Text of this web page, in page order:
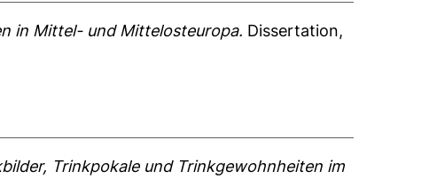
in Mittel- und Mittelosteuropa. Dissertation,
Trinkpokale und Trinkgewohnheiten im